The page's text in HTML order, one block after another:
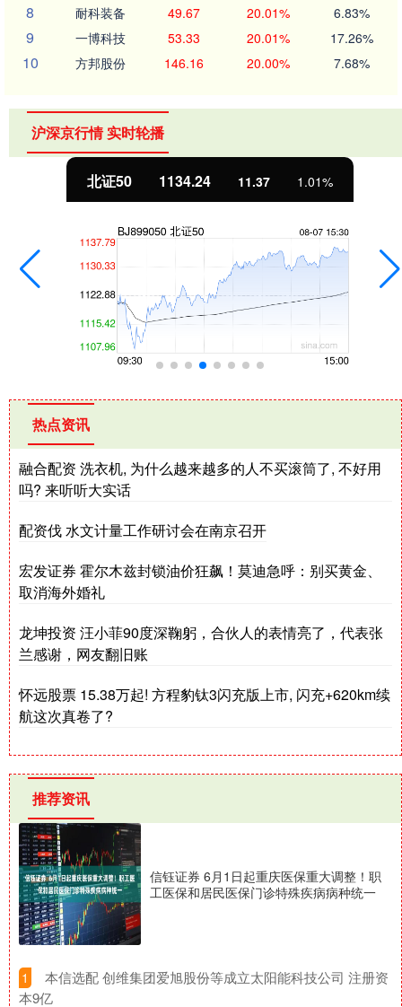
8 耐科装备 49.67 20.01% 6.83%
9 一博科技 53.33 20.01% 17.26%
10 方邦股份 146.16 20.00% 7.68%
沪深京行情 实时轮播
北证50 1134.24 11.37 1.01%
热点资讯
融合配资 洗衣机, 为什么越来越多的人不买滚筒了, 不好用
吗? 来听听大实话
配资伐 水文计量工作研讨会在南京召开
宏发证券 霍尔木兹封锁油价狂飙！莫迪急呼：别买黄金、
取消海外婚礼
龙坤投资 汪小菲90度深鞠躬，合伙人的表情亮了，代表张
兰感谢，网友翻旧账
怀远股票 15.38万起! 方程豹钛3闪充版上市, 闪充+620km续
航这次真卷了?
推荐资讯
信钰证券 6月1日起重庆医保重大调整！职
工医保和居民医保门诊特殊疾病病种统一
1
​本信选配 创维集团爱旭股份等成立太阳能科技公司 注册资
本9亿